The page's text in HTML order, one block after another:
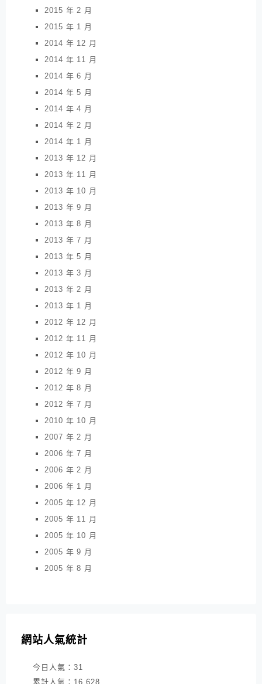
2015 年 2 月
2015 年 1 月
2014 年 12 月
2014 年 11 月
2014 年 6 月
2014 年 5 月
2014 年 4 月
2014 年 2 月
2014 年 1 月
2013 年 12 月
2013 年 11 月
2013 年 10 月
2013 年 9 月
2013 年 8 月
2013 年 7 月
2013 年 5 月
2013 年 3 月
2013 年 2 月
2013 年 1 月
2012 年 12 月
2012 年 11 月
2012 年 10 月
2012 年 9 月
2012 年 8 月
2012 年 7 月
2010 年 10 月
2007 年 2 月
2006 年 7 月
2006 年 2 月
2006 年 1 月
2005 年 12 月
2005 年 11 月
2005 年 10 月
2005 年 9 月
2005 年 8 月
網站人氣統計
今日人氣： 31
累計人氣： 16,628